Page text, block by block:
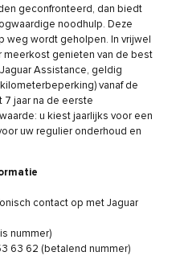
geconfronteerd, dan biedt
noodhulp. Deze
weg wordt geholpen. In vrijwel
meerkost genieten van de best
Assistance, geldig
vanaf de
7 jaar na de eerste
u kiest jaarlijks voor een
uw regulier onderhoud en
contact op met Jaguar
nummer)
63 62 (betalend nummer)